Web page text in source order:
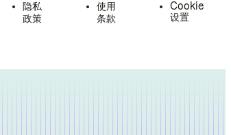
隐私
政策
使用
条款
Cookie
设置